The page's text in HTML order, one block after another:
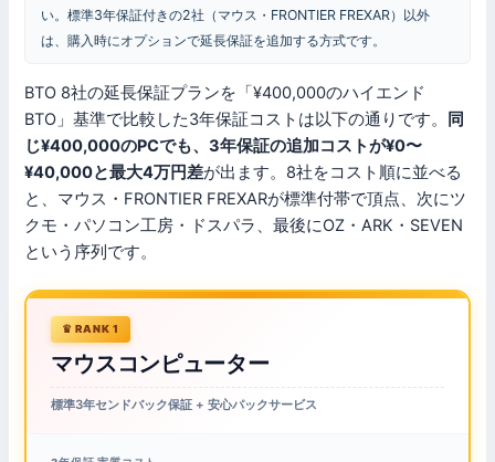
い。標準3年保証付きの2社（マウス・FRONTIER FREXAR）以外
は、購入時にオプションで延長保証を追加する方式です。
BTO 8社の延長保証プランを「¥400,000のハイエンド
BTO」基準で比較した3年保証コストは以下の通りです。
同
じ¥400,000のPCでも、3年保証の追加コストが¥0〜
¥40,000と最大4万円差が出ます。8社をコスト順に並べる
と、マウス・FRONTIER FREXARが標準付帯で頂点、次にツ
クモ・パソコン工房・ドスパラ、最後にOZ・ARK・SEVEN
という序列です。
RANK 1
マウスコンピューター
標準3年センドバック保証 + 安心パックサービス